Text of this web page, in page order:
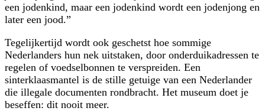
een jodenkind, maar een jodenkind wordt een jodenjong en
later een jood.
Tegelijkertijd wordt ook geschetst hoe sommige
Nederlanders hun nek uitstaken, door onderduikadressen te
regelen of voedselbonnen te ver­spreiden. Een
sinterklaasmantel is de stille getuige van een Nederlander
die illegale documenten rondbracht. Het museum doet je
beseffen: dit nooit meer.